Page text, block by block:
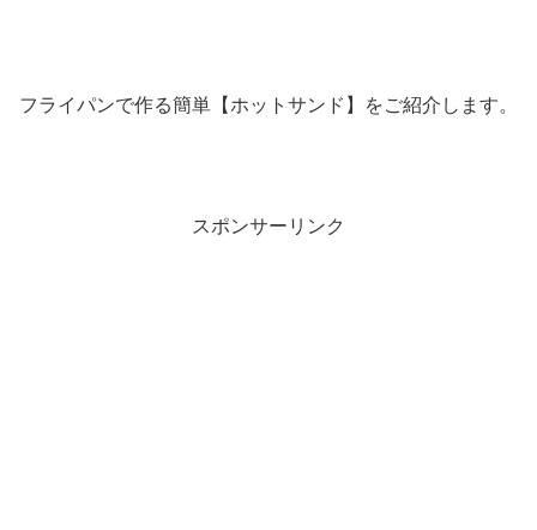
フライパンで作る簡単【ホットサンド】をご紹介します。
スポンサーリンク